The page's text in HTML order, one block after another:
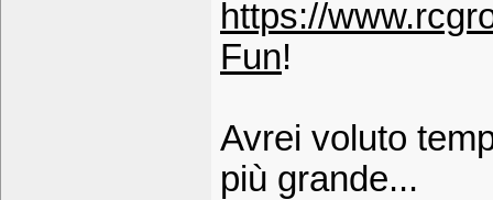
https://
Fun!
Avrei voluto
più grande...